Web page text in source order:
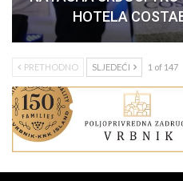
HOTELA
PRETHODNO SLJEDEĆI 1 of 147